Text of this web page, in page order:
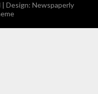
| Design: Newspaperly